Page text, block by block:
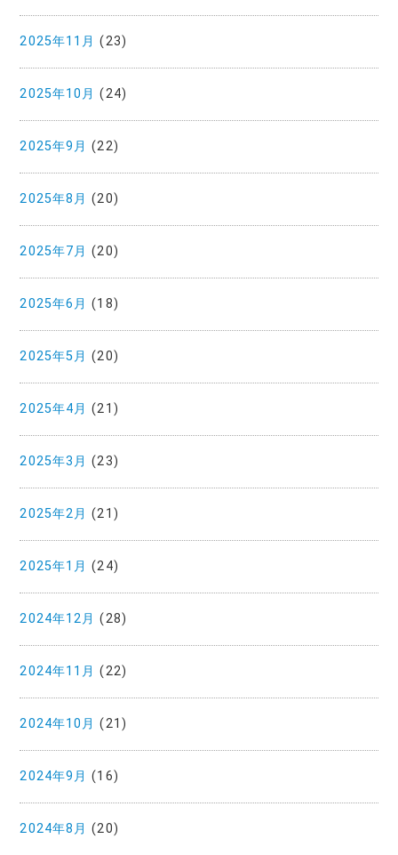
2025年11月 (23)
2025年10月 (24)
2025年9月 (22)
2025年8月 (20)
2025年7月 (20)
2025年6月 (18)
2025年5月 (20)
2025年4月 (21)
2025年3月 (23)
2025年2月 (21)
2025年1月 (24)
2024年12月 (28)
2024年11月 (22)
2024年10月 (21)
2024年9月 (16)
2024年8月 (20)